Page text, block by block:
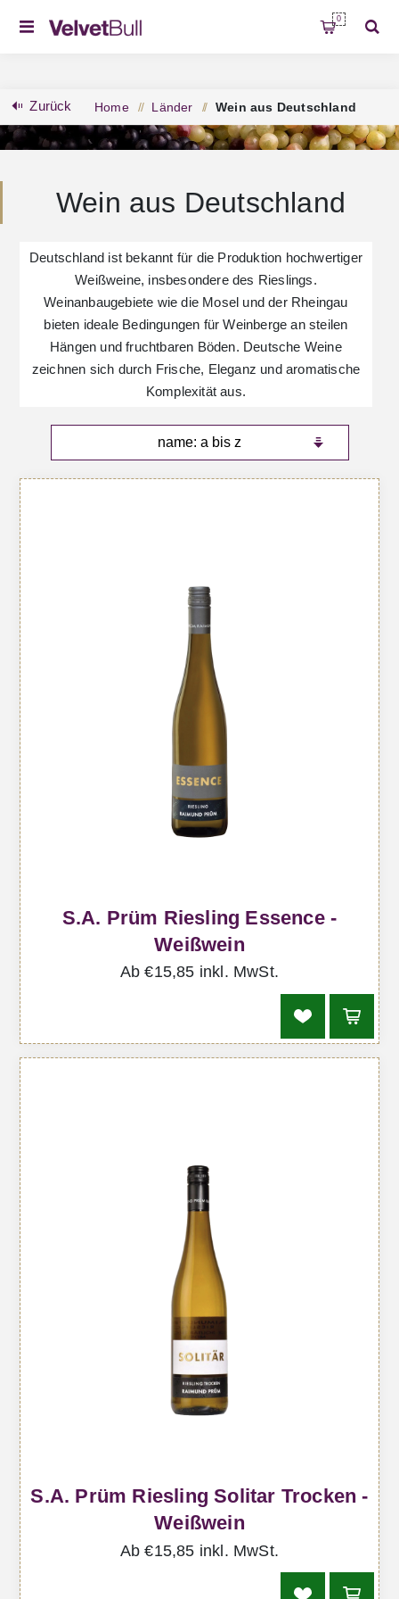
0
Zurück Home / Länder / Wein aus Deutschland
Wein aus Deutschland
Deutschland ist bekannt für die Produktion hochwertiger
Weißweine, insbesondere des Rieslings.
Weinanbaugebiete wie die Mosel und der Rheingau
bieten ideale Bedingungen für Weinberge an steilen
Hängen und fruchtbaren Böden. Deutsche Weine
zeichnen sich durch Frische, Eleganz und aromatische
Komplexität aus.
S.A. Prüm Riesling Essence -
Weißwein
Ab €15,85 inkl. MwSt.
S.A. Prüm Riesling Solitar Trocken -
Weißwein
Ab €15,85 inkl. MwSt.